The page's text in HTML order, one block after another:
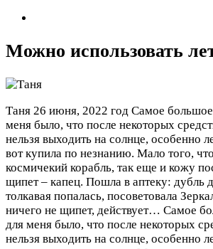
Можно использовать
Таня 26 июня, 2022 год Самое большое
меня было, что после некоторых
нельзя выходить на солнце, особенно
вот купила по незнанию. Мало того,
космичекий корабль, так еще и кожу
щипет – капец. Пошла в аптеку: дубль
толкавая попалась, посоветовала
ничего не щипет, действует… Самое
для меня было, что после некоторых
нельзя выходить на солнце, особенно